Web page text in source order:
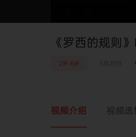
《罗西的规则
2岁-6岁 3月20日
视频介绍 视频选